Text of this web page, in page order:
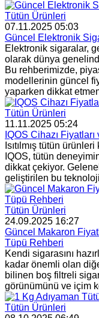
Tütün Ürünleri
07.11.2025 05:03
Güncel Elektronik
Elektronik sigaralar,
olarak dünya
Bu rehberimizde,
modellerinin güncel
yaparken dikkat
Tütün Ürünleri
11.11.2025 05:24
IQOS Cihazı
Isıtılmış tütün
IQOS, tütün
dikkat çekiyor.
geliştirilen bu
Tütün Ürünleri
24.09.2025 16:27
Güncel Makaron
Tüpü Rehberi
Kendi sigarasını
kadar önemli olan
bilinen boş filtreli
görünümünü ve içim
Tütün Ürünleri